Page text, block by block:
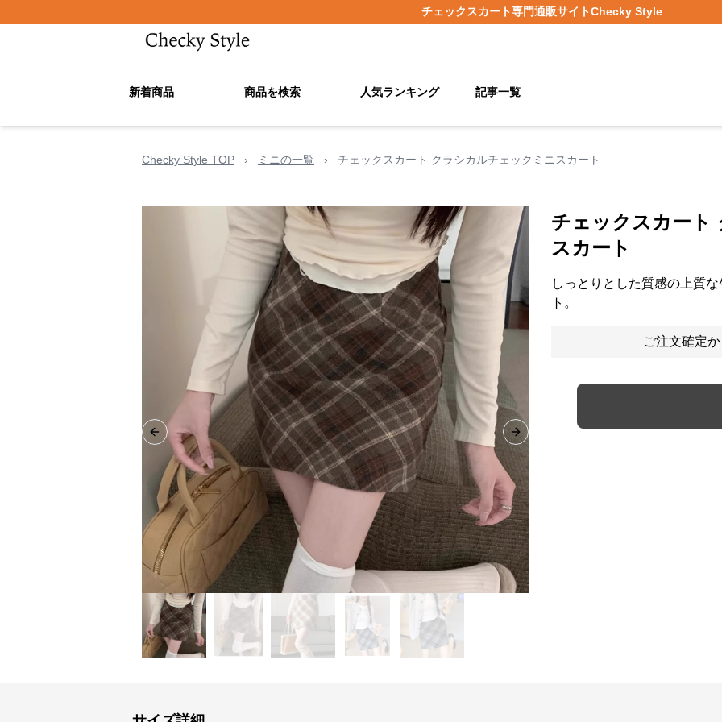
チェックスカート専門通販サイトChecky Style
新着商品 商品を検索 人気ランキング 記事一覧
Checky Style TOP › ミニの一覧 › チェックスカート クラシカルチェックミニスカート
Previous slide Next slide
チェックスカート
スカート
しっとりとした質感の上質
ト。
ご注文確定